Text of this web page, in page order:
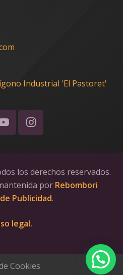
Industrial 'El Pastoret'
los derechos reservados.
por Rebombori
Publicidad.
legal.
Cookies